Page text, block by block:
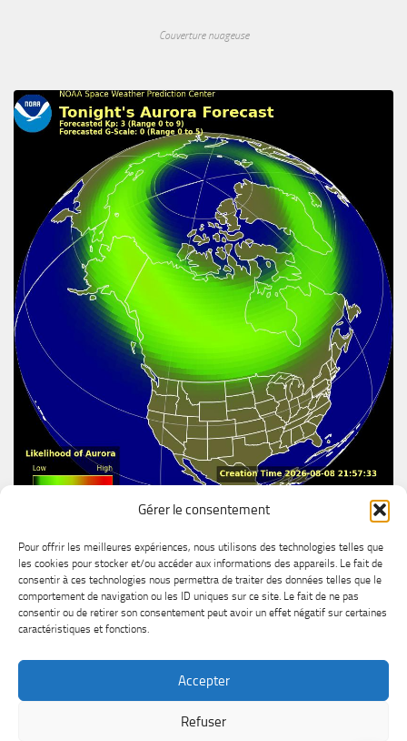
Gérer le consentement
Pour offrir les meilleures expériences, nous utilisons des technologies telles que
les cookies pour stocker et/ou accéder aux informations des appareils. Le fait de
consentir à ces technologies nous permettra de traiter des données telles que le
comportement de navigation ou les ID uniques sur ce site. Le fait de ne pas
consentir ou de retirer son consentement peut avoir un effet négatif sur certaines
caractéristiques et fonctions.
Accepter
Refuser
Couverture nuageuse